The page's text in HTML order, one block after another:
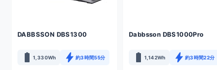
DABBSSON DBS1300
battery_full 1,330Wh bolt 約3時間55分
Dabbsson DBS1000Pro
battery_full 1,142Wh bolt 約3時間22分